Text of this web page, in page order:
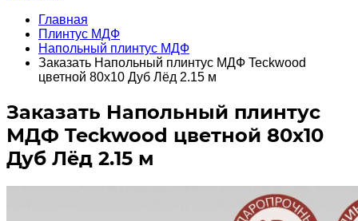
Главная
Плинтус МДФ
Напольный плинтус МДФ
Заказать Напольный плинтус МДФ Teckwood
цветной 80х10 Дуб Лёд 2.15 м
Заказать Напольный плинтус
МДФ Teckwood цветной 80х10
Дуб Лёд 2.15 м